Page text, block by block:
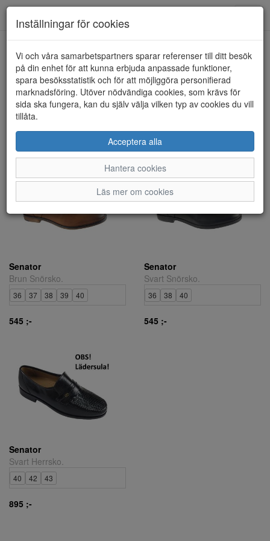
Senator (3 artiklar)
Sortera efter:
Senator
Brun Snörsko.
36 37 38 39 40
545 ;-
Senator
Svart Snörsko.
36 38 40
545 ;-
Senator
Svart Herrsko.
40 42 43
895 ;-
Inställningar för cookies
Vi och våra samarbetspartners sparar referenser till ditt besök
på din enhet för att kunna erbjuda anpassade funktioner,
spara besöksstatistik och för att möjliggöra personifierad
marknadsföring. Utöver nödvändiga cookies, som krävs för
sida ska fungera, kan du själv välja vilken typ av cookies du vill
tillåta.
Acceptera alla
Hantera cookies
Läs mer om cookies